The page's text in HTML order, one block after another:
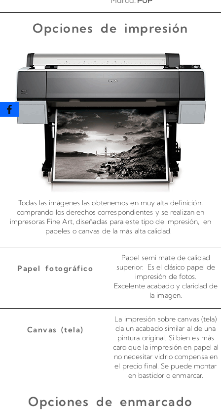
Opciones de impresión
Todas las imágenes las obtenemos en muy alta definición,
comprando los derechos correspondientes y se realizan en
impresoras Fine Art, diseñadas para este tipo de impresión, en
papeles o canvas de la más alta calidad.
Papel fotográfico
Papel semi mate de calidad
superior. Es el clásico papel de
impresión de fotos.
Excelente acabado y claridad de
la imagen.
Canvas (tela)
La impresión sobre canvas (tela)
da un acabado similar al de una
pintura original. Si bien es más
caro que la impresión en papel al
no necesitar vidrio compensa en
el precio final. Se puede montar
en bastidor o enmarcar.
Opciones de enmarcado